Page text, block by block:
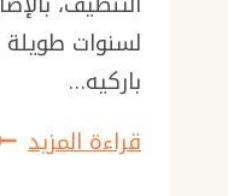
لسنوات
باركيه…
قراءة المزيد